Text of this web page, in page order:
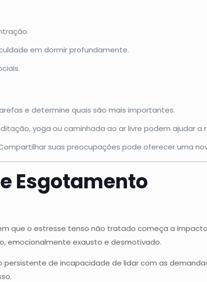
em dormir profundamente.
e determine quais são mais importantes.
yoga ou caminhada ao ar livre podem ajudar a
suas preocupações pode oferecer uma
Esgotamento
que o estresse tenso não tratado começa a
emocionalmente exausto e desmotivado.
de incapacidade de lidar com as